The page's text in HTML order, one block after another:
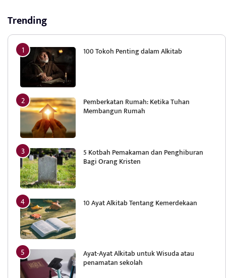
Trending
100 Tokoh Penting dalam Alkitab
Pemberkatan Rumah: Ketika Tuhan
Membangun Rumah
5 Kotbah Pemakaman dan Penghiburan
Bagi Orang Kristen
10 Ayat Alkitab Tentang Kemerdekaan
Ayat-Ayat Alkitab untuk Wisuda atau
penamatan sekolah